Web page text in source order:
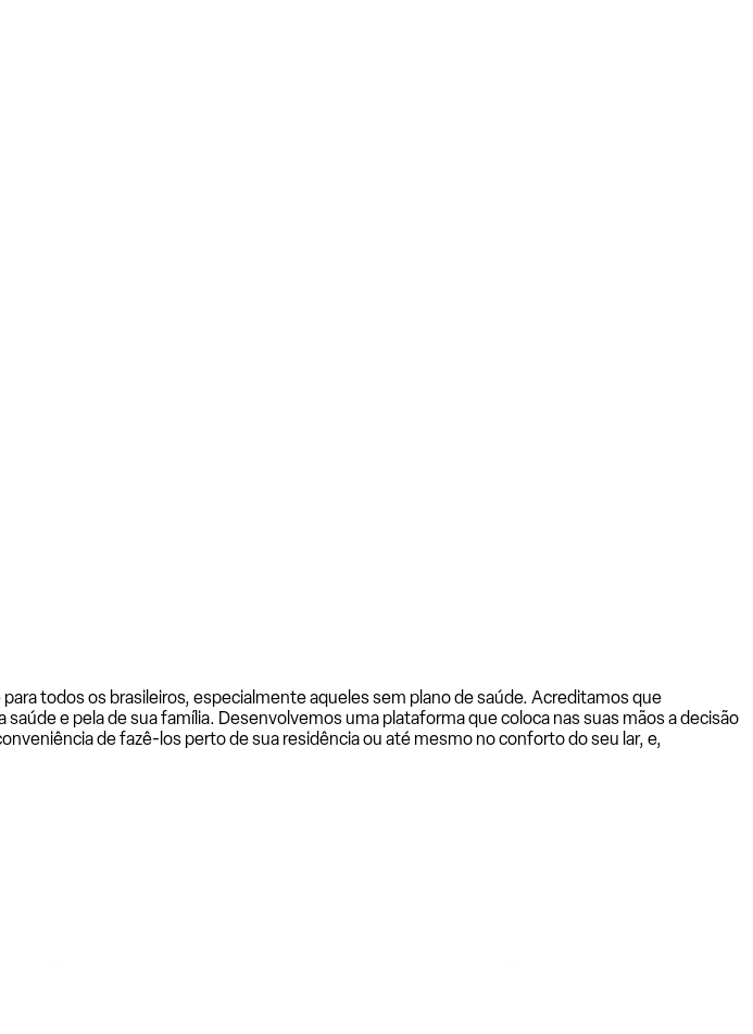
todos os brasileiros, especialmente aqueles sem plano de saúde. Acreditamos que
e pela de sua família. Desenvolvemos uma plataforma que coloca nas suas mãos a decisão
de fazê-los perto de sua residência ou até mesmo no conforto do seu lar, e,